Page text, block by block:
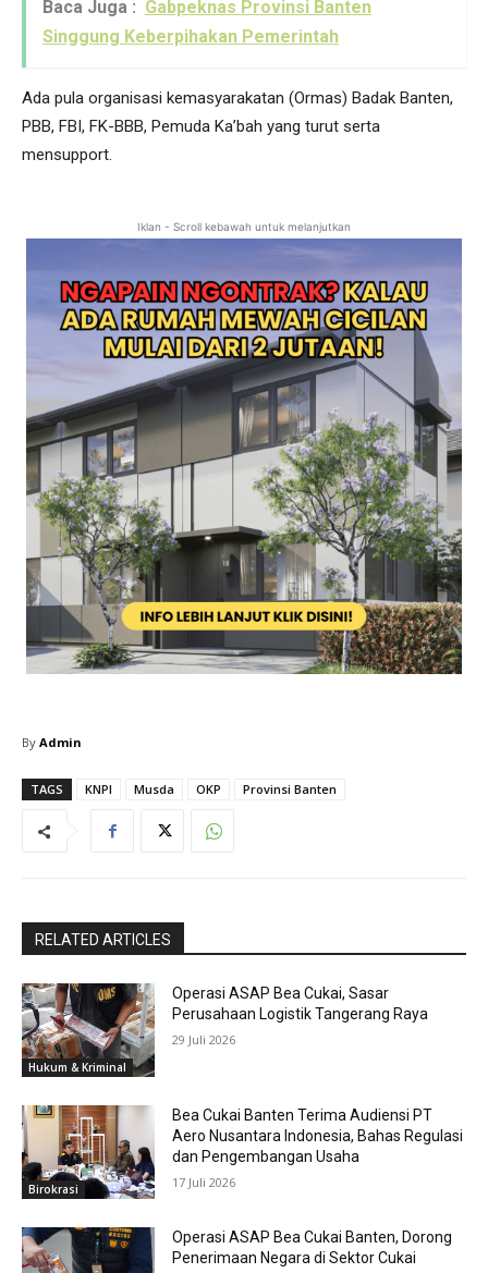
Baca Juga : Gabpeknas Provinsi Banten
Singgung Keberpihakan Pemerintah
Ada pula organisasi kemasyarakatan (Ormas) Badak Banten,
PBB, FBI, FK-BBB, Pemuda Ka’bah yang turut serta
mensupport.
Iklan - Scroll kebawah untuk melanjutkan
By Admin
TAGS KNPI Musda OKP Provinsi Banten
RELATED ARTICLES
Hukum & Kriminal
Operasi ASAP Bea Cukai, Sasar
Perusahaan Logistik Tangerang Raya
29 Juli 2026
Birokrasi
Bea Cukai Banten Terima Audiensi PT
Aero Nusantara Indonesia, Bahas Regulasi
dan Pengembangan Usaha
17 Juli 2026
Operasi ASAP Bea Cukai Banten, Dorong
Penerimaan Negara di Sektor Cukai